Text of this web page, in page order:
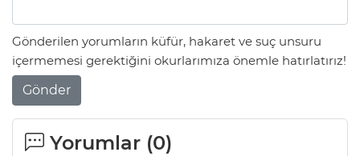
Gönderilen yorumların küfür, hakaret ve suç unsuru
içermemesi gerektiğini okurlarımıza önemle hatırlatırız!
Gönder
Yorumlar (0)